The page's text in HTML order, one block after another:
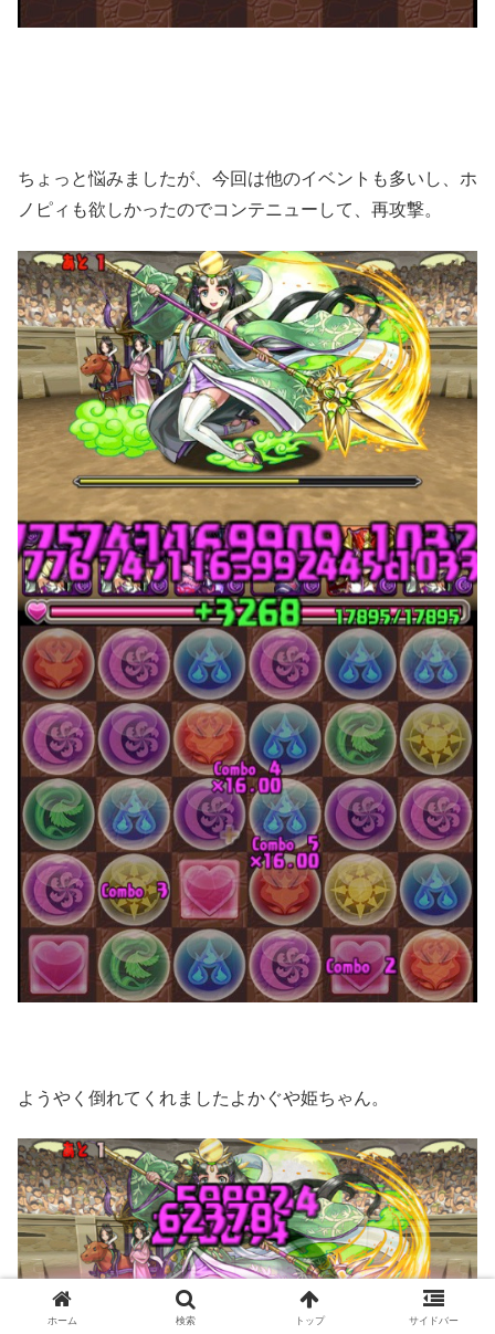
ちょっと悩みましたが、今回は他のイベントも多いし、ホ
ノピィも欲しかったのでコンテニューして、再攻撃。
ようやく倒れてくれましたよかぐや姫ちゃん。
ホーム 検索 トップ サイドバー